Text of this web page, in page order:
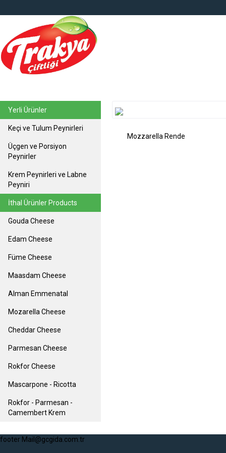
Yerli Ürünler
Keçi ve Tulum Peynirleri
Üçgen ve Porsiyon
Peynirler
Krem Peynirleri ve Labne
Peyniri
İthal Ürünler Products
Gouda Cheese
Edam Cheese
Füme Cheese
Maasdam Cheese
Alman Emmenatal
Mozarella Cheese
Cheddar Cheese
Parmesan Cheese
Rokfor Cheese
Mascarpone - Ricotta
Rokfor - Parmesan -
Camembert Krem
Mozzarella Rende
footer Mail@gcgida.com.tr